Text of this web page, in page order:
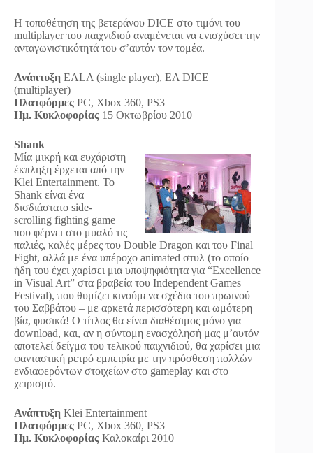
Η τοποθέτηση της βετεράνου DICE στο τιμόνι του
multiplayer του παιχνιδιού αναμένεται να ενισχύσει την
ανταγωνιστικότητά του σ’αυτόν τον τομέα.
Ανάπτυξη EALA (single player), EA DICE
(multiplayer)
Πλατφόρμες PC, Xbox 360, PS3
Ημ. Κυκλοφορίας 15 Οκτωβρίου 2010
Shank
Μία μικρή και ευχάριστη
έκπληξη έρχεται από την
Klei Entertainment. Το
Shank είναι ένα
δισδιάστατο side-
scrolling fighting game
που φέρνει στο μυαλό τις
παλιές, καλές μέρες του Double Dragon και του Final
Fight, αλλά με ένα υπέροχο animated στυλ (το οποίο
ήδη του έχει χαρίσει μια υποψηφιότητα για “Excellence
in Visual Art” στα βραβεία του Independent Games
Festival), που θυμίζει κινούμενα σχέδια του πρωινού
του Σαββάτου – με αρκετά περισσότερη και ωμότερη
βία, φυσικά! Ο τίτλος θα είναι διαθέσιμος μόνο για
download, και, αν η σύντομη ενασχόλησή μας μ’αυτόν
αποτελεί δείγμα του τελικού παιχνιδιού, θα χαρίσει μια
φανταστική ρετρό εμπειρία με την πρόσθεση πολλών
ενδιαφερόντων στοιχείων στο gameplay και στο
χειρισμό.
Ανάπτυξη Klei Entertainment
Πλατφόρμες PC, Xbox 360, PS3
Ημ. Κυκλοφορίας Καλοκαίρι 2010